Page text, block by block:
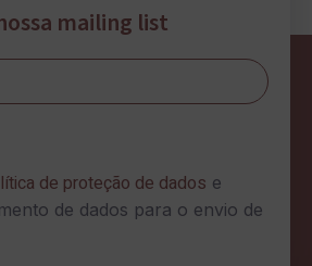
mailing list
de proteção de dados e
de dados para o envio de